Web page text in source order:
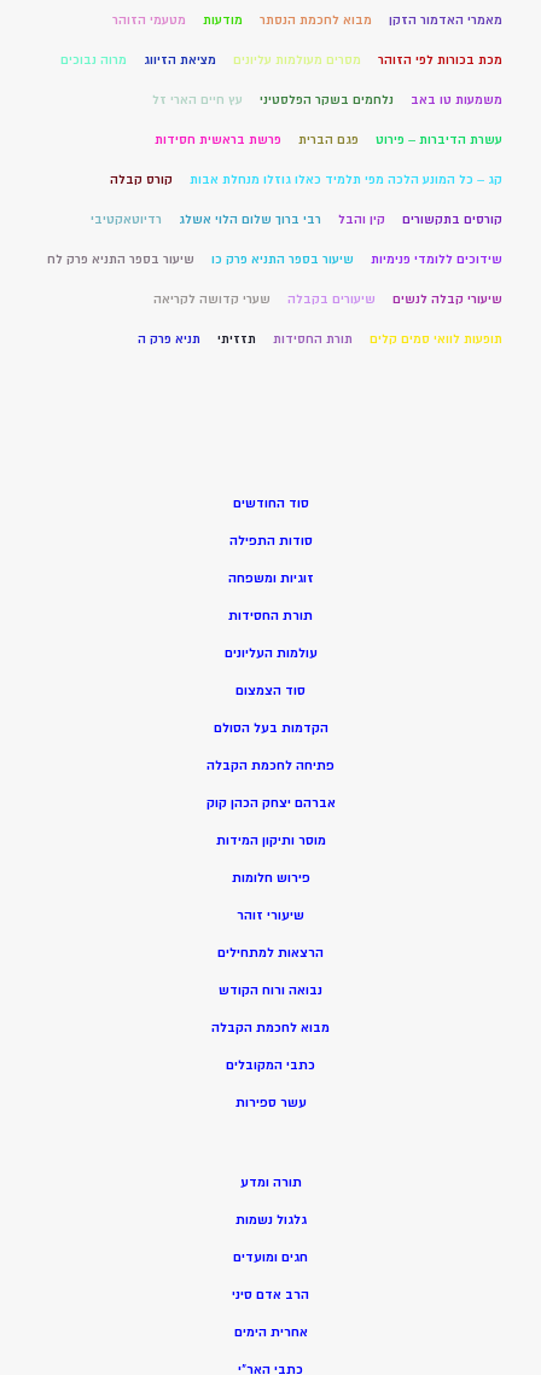
מאמרי האדמור הזקן מבוא לחכמת הנסתר מודעות מטעמי הזוהר
מכת בכורות לפי הזוהר מסרים מעולמות עליונים מציאת הזיווג מרוה נבוכים
משמעות טו באב נלחמים בשקר הפלסטיני עץ חיים הארי זל
עשרת הדיברות – פירוט פגם הברית פרשת בראשית חסידות
קג – כל המונע הלכה מפי תלמיד כאלו גוזלו מנחלת אבות קורס קבלה
קורסים בתקשורים קין והבל רבי ברוך שלום הלוי אשלג רדיוטאקטיבי
שידוכים ללומדי פנימיות שיעור בספר התניא פרק כו שיעור בספר התניא פרק לח
שיעורי קבלה לנשים שיעורים בקבלה שערי קדושה לקריאה
תופעות לוואי סמים קלים תורת החסידות תזזיתי תניא פרק ה
סוד החודשים
סודות התפילה
זוגיות ומשפחה
תורת החסידות
עולמות העליונים
סוד הצמצום
הקדמות בעל הסולם
פתיחה לחכמת הקבלה
אברהם יצחק הכהן קוק
מוסר ותיקון המידות
פירוש חלומות
שיעורי זוהר
הרצאות למתחילים
נבואה ורוח הקודש
מבוא לחכמת הקבלה
כתבי המקובלים
עשר ספירות
תורה ומדע
גלגול נשמות
חגים ומועדים
הרב אדם סיני
אחרית הימים
כתבי האר”י